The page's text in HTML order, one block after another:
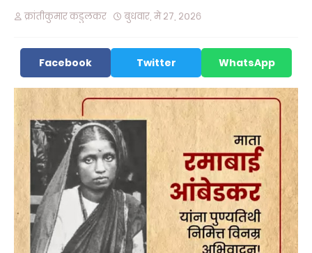
क्रांतीकुमार कडुलकर बुधवार, मे २७, २०२६
Facebook Twitter WhatsApp